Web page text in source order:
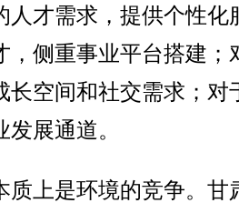
人才需求，提供个性化
，侧重事业平台搭建；
长空间和社交需求；对
展通道。
上是环境的竞争。甘